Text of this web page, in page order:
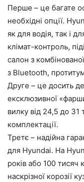
Перше – це багате
необхідні опції.
як для водія, так і
клімат-контроль,
салон з
з Bluetooth,
Друге – це досить
ексклюзивної
вилку від 24,5 до 31
комплектації.
Третє – надійна
для Hyundai. На
років або 100 тисяч
наскрізної корозії